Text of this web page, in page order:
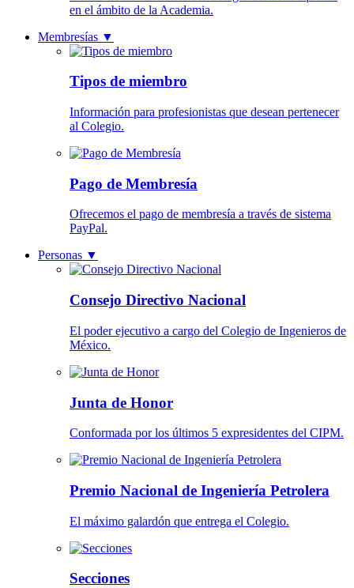
en el ámbito de la Academia.
Membresías ▼
Tipos de miembro
Información para profesionistas que desean pertenecer
al Colegio.
Pago de Membresía
Ofrecemos el pago de membresía a través de sistema
PayPal.
Personas ▼
Consejo Directivo Nacional
El poder ejecutivo a cargo del Colegio de Ingenieros de
México.
Junta de Honor
Conformada por los últimos 5 expresidentes del CIPM.
Premio Nacional de Ingeniería Petrolera
El máximo galardón que entrega el Colegio.
Secciones